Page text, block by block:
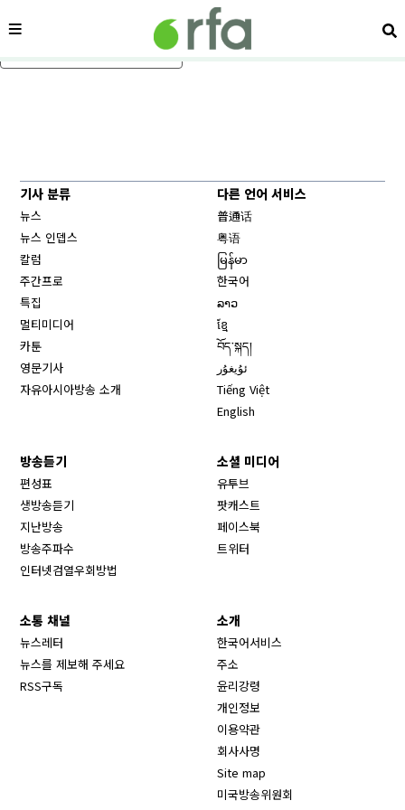
메인 콘텐츠로 건너뛰기
메뉴 검
기사 분류
뉴스
뉴스 인뎁스
칼럼
주간프로
특집
멀티미디어
카툰
영문기사
자유아시아방송 소개
다른 언어 서비스
普通话
粤语
မြန်မာ
한국어
ລາວ
ខ្មែ
བོད་སྐད།
ئۇيغۇر
Tiếng Việt
English
방송듣기
편성표
생방송듣기
지난방송
방송주파수
인터넷검열우회방법
소셜 미디어
유투브
팟캐스트
페이스북
트위터
소통 채널
뉴스레터
뉴스를 제보해 주세요
RSS구독
소개
한국어서비스
주소
윤리강령
개인정보
이용약관
회사사명
Site map
미국방송위원회